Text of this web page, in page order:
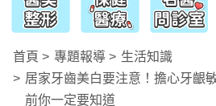
首頁 專題報導
生活知識
居家牙齒美白要注意！擔心牙齦
前你一定要知道